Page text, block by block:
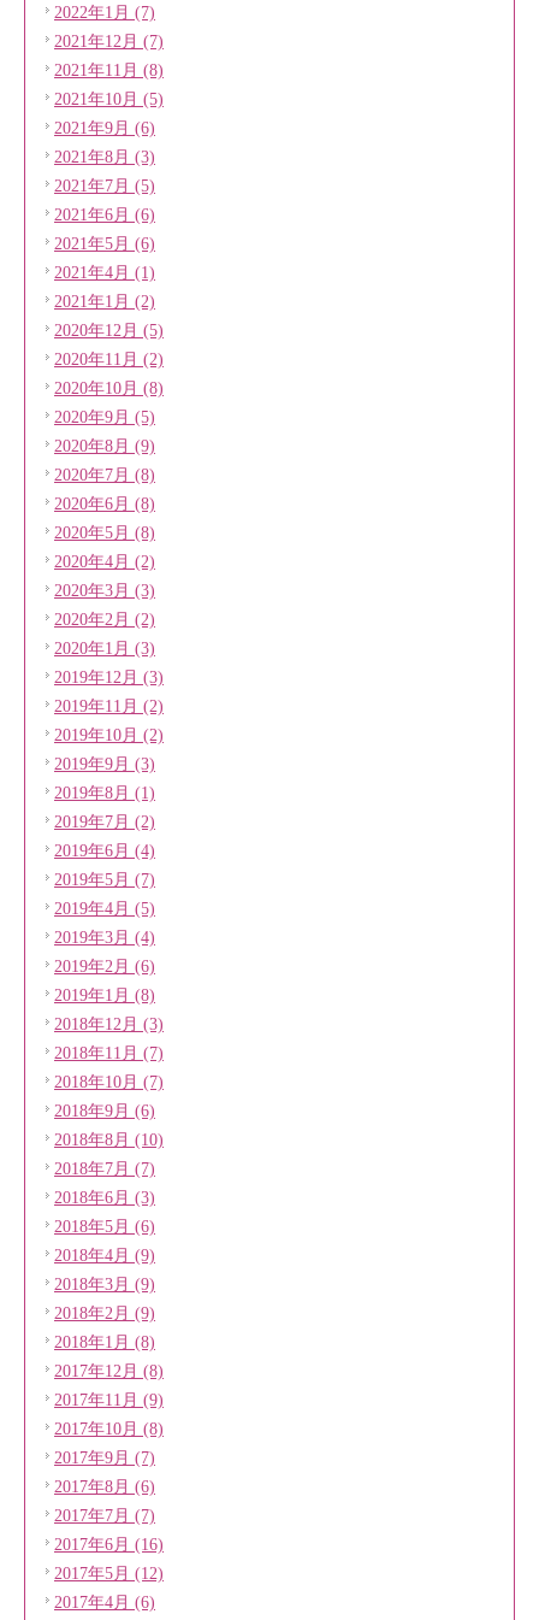
2022年1月 (7)
2021年12月 (7)
2021年11月 (8)
2021年10月 (5)
2021年9月 (6)
2021年8月 (3)
2021年7月 (5)
2021年6月 (6)
2021年5月 (6)
2021年4月 (1)
2021年1月 (2)
2020年12月 (5)
2020年11月 (2)
2020年10月 (8)
2020年9月 (5)
2020年8月 (9)
2020年7月 (8)
2020年6月 (8)
2020年5月 (8)
2020年4月 (2)
2020年3月 (3)
2020年2月 (2)
2020年1月 (3)
2019年12月 (3)
2019年11月 (2)
2019年10月 (2)
2019年9月 (3)
2019年8月 (1)
2019年7月 (2)
2019年6月 (4)
2019年5月 (7)
2019年4月 (5)
2019年3月 (4)
2019年2月 (6)
2019年1月 (8)
2018年12月 (3)
2018年11月 (7)
2018年10月 (7)
2018年9月 (6)
2018年8月 (10)
2018年7月 (7)
2018年6月 (3)
2018年5月 (6)
2018年4月 (9)
2018年3月 (9)
2018年2月 (9)
2018年1月 (8)
2017年12月 (8)
2017年11月 (9)
2017年10月 (8)
2017年9月 (7)
2017年8月 (6)
2017年7月 (7)
2017年6月 (16)
2017年5月 (12)
2017年4月 (6)